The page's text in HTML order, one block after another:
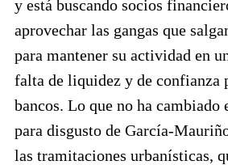
y está buscando socios
aprovechar las gangas que
para mantener su actividad en
falta de liquidez y de confianza
bancos. Lo que no ha cambiado
para disgusto de García-
las tramitaciones urbanísticas,